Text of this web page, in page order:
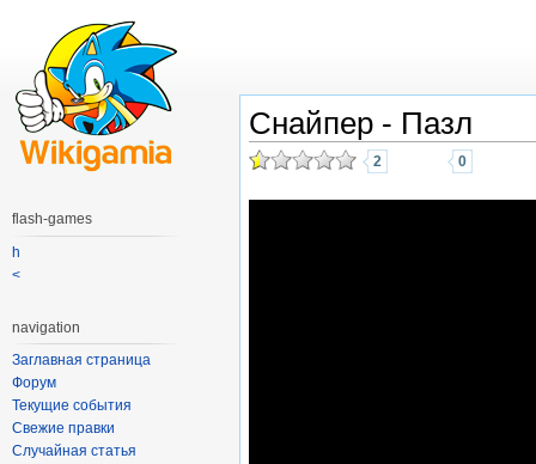
Снайпер - Пазл
2 0
flash-games
h
<
navigation
Заглавная страница
Форум
Текущие события
Свежие правки
Случайная статья